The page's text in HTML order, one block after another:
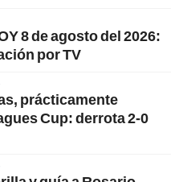
8 de agosto del 2026:
por TV
prácticamente
Cup: derrota 2-0